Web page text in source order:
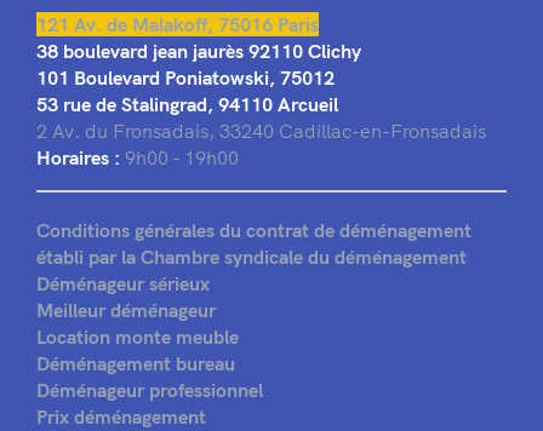
121 Av. de Malakoff, 75016 Paris
38 boulevard jean jaurès 92110 Clichy
101 Boulevard Poniatowski, 75012
53 rue de Stalingrad, 94110 Arcueil
2 Av. du Fronsadais, 33240 Cadillac-en-Fronsadais
Horaires : 9h00 - 19h00
Conditions générales du contrat de déménagement
établi par la Chambre syndicale du déménagement
Déménageur sérieux
Meilleur déménageur
Location monte meuble
Déménagement bureau
Déménageur professionnel
Prix déménagement